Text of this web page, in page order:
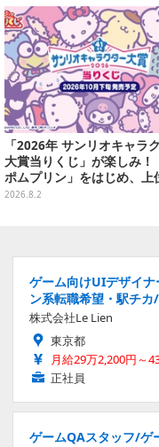
「2026年 サンリオキャラ
大賞当りくじ」が楽しみ！
ポムプリン」をはじめ、上
クインが登場するスペシャ
2026.8.2
ゲーム向けUIデザイ
ン系転職希望・駅チ
株式会社Le Lien
東京都
月給29万2,200円～
正社員
ゲームQAスタッフ/ゲ